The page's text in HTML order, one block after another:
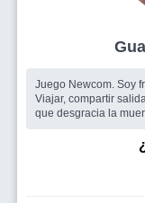
Juego Newcom. Soy frontal, empatica, me gusta reír Lealtad
Viajar, compartir
que desgracia la
Me gustaría
hombre...no es